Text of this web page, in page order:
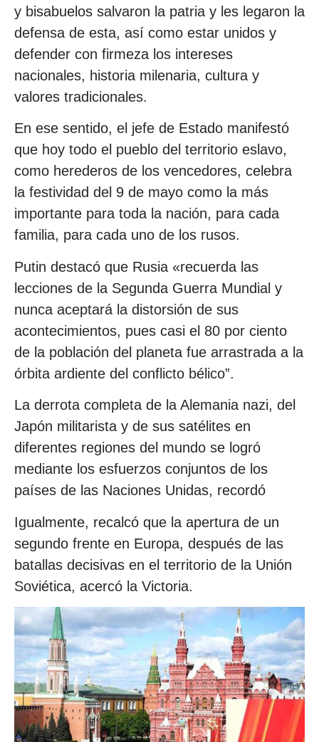
y bisabuelos salvaron la patria y les legaron la
defensa de esta, así como estar unidos y
defender con firmeza los intereses
nacionales, historia milenaria, cultura y
valores tradicionales.
En ese sentido, el jefe de Estado manifestó
que hoy todo el pueblo del territorio eslavo,
como herederos de los vencedores, celebra
la festividad del 9 de mayo como la más
importante para toda la nación, para cada
familia, para cada uno de los rusos.
Putin destacó que Rusia «recuerda las
lecciones de la Segunda Guerra Mundial y
nunca aceptará la distorsión de sus
acontecimientos, pues casi el 80 por ciento
de la población del planeta fue arrastrada a la
órbita ardiente del conflicto bélico”.
La derrota completa de la Alemania nazi, del
Japón militarista y de sus satélites en
diferentes regiones del mundo se logró
mediante los esfuerzos conjuntos de los
países de las Naciones Unidas, recordó
Igualmente, recalcó que la apertura de un
segundo frente en Europa, después de las
batallas decisivas en el territorio de la Unión
Soviética, acercó la Victoria.